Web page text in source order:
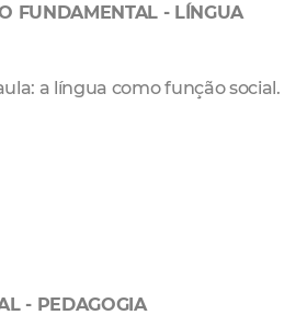
FUNDAMENTAL - LÍNGUA
a língua como função social.
- PEDAGOGIA